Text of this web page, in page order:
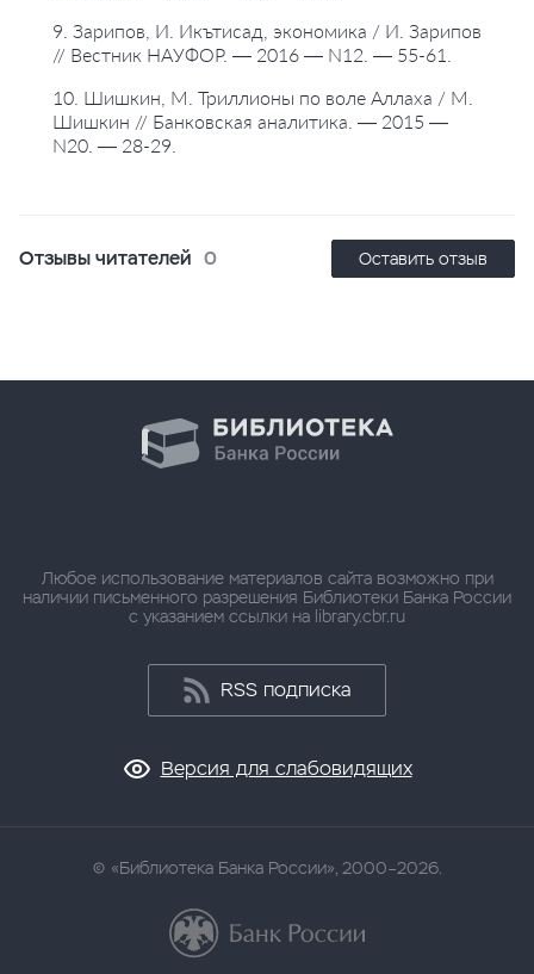
9. Зарипов, И. Икътисад, экономика / И. Зарипов
// Вестник НАУФОР. — 2016 — N12. — 55-61.
10. Шишкин, М. Триллионы по воле Аллаха / М.
Шишкин // Банковская аналитика. — 2015 —
N20. — 28-29.
Отзывы читателей 0 Оставить отзыв
Любое использование материалов сайта возможно при
наличии письменного разрешения Библиотеки Банка России
с указанием ссылки на library.cbr.ru
RSS подписка
Версия для слабовидящих
«Библиотека Банка России», 2000–2026.